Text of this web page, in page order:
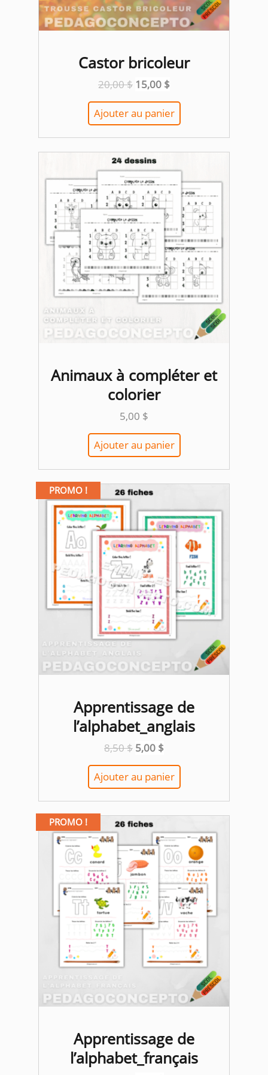
Castor bricoleur
20,00$ Le
prix
initial
était :
20,00 $.
15,00 $Le
actuel
est :
15,00 $.
Ajouter au panier
Animaux à compléter et
colorier
5,00 $
Ajouter au panier
PROMO !
Apprentissage de
l’alphabet_anglais
8,50$ Le
prix
initial
était :
8,50 $.
5,00 $Le
actuel
est :
5,00 $.
Ajouter au panier
PROMO !
Apprentissage de
l’alphabet_français